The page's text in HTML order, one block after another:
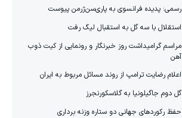
رسمی: پدیده فرانسوی به پاری‌سن‌ژرمن پیوست
استقلال با سه گل به استقبال لیگ رفت
مراسم گرامیداشت روز خبرنگار و رونمایی از کیت ذوب
آهن
اعلام رضایت ترامپ از روند مسائل مربوط به ایران
گل دوم جاگیلونیا به گلاسکورنجرز
حفظ رکوردهای جهانی دو ستاره وزنه برداری